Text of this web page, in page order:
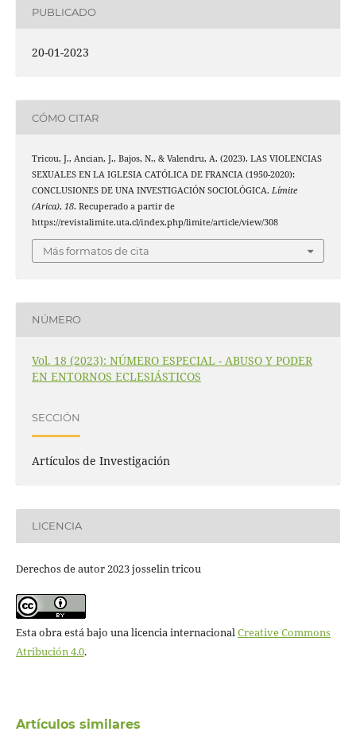
PUBLICADO
20-01-2023
CÓMO CITAR
Tricou, J., Ancian, J., Bajos, N., & Valendru, A. (2023). LAS VIOLENCIAS
SEXUALES EN LA IGLESIA CATÓLICA DE FRANCIA (1950-2020):
CONCLUSIONES DE UNA INVESTIGACIÓN SOCIOLÓGICA. Límite
(Arica), 18. Recuperado a partir de
https://revistalimite.uta.cl/index.php/limite/article/view/308
Más formatos de cita
NÚMERO
Vol. 18 (2023): NÚMERO ESPECIAL - ABUSO Y PODER
EN ENTORNOS ECLESIÁSTICOS
SECCIÓN
Artículos de Investigación
LICENCIA
Derechos de autor 2023 josselin tricou
Esta obra está bajo una licencia internacionalCreative Commons
Atribución 4.0.
Artículos similares